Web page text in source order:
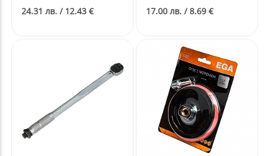
24.31 лв. / 12.43 €
17.00 лв. / 8.69 €